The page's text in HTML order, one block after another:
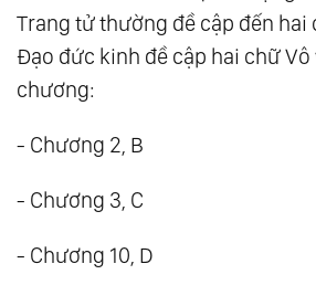
Trang tử thường đề cập đến hai
Đạo đức kinh đề cập hai chữ Vô
chương:
- Chương 2, B
- Chương 3, C
- Chương 10, D